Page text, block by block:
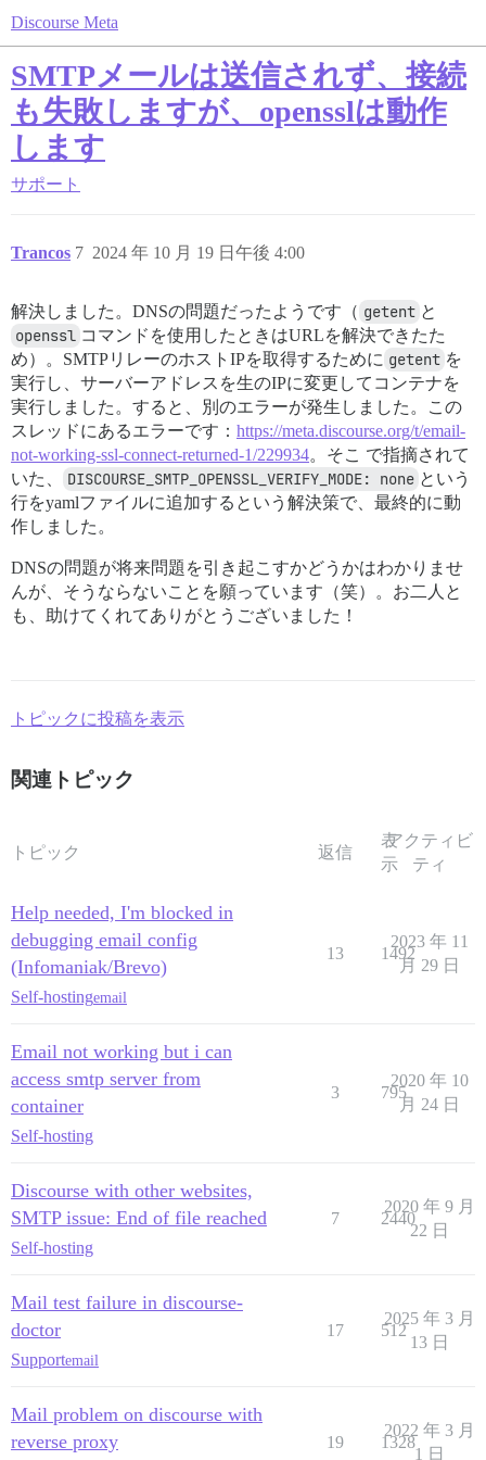
Discourse Meta
SMTPメールは送信されず、接続
も失敗しますが、opensslは動作
します
サポート
Trancos 2024 年 10 月 19 日午後 4:00
7
解決しました。DNSの問題だったようです（ getent と
openssl コマンドを使用したときはURLを解決できたた
め）。SMTPリレーのホストIPを取得するために getent を
実行し、サーバーアドレスを生のIPに変更してコンテナを
実行しました。すると、別のエラーが発生しました。この
スレッドにあるエラーです： https://meta.discourse.org/t/email-
not-working-ssl-connect-returned-1/229934。そこ で指摘されて
いた、
DISCOURSE_SMTP_OPENSSL_VERIFY_MODE: none という
行をyamlファイルに追加するという解決策で、最終的に動
作しました。
DNSの問題が将来問題を引き起こすかどうかはわかりませ
んが、そうならないことを願っています（笑）。お二人と
も、助けてくれてありがとうございました！
トピックに投稿を表示
関連トピック
トピック 返信
表
示
アクティビ
ティ
Help needed, I'm blocked in
debugging email config
(Infomaniak/Brevo)
Self-hostingemail
13 1492
2023 年 11
月 29 日
Email not working but i can
access smtp server from
container
Self-hosting
3 795
2020 年 10
月 24 日
Discourse with other websites,
SMTP issue: End of file reached
Self-hosting
7 2440
2020 年 9 月
22 日
Mail test failure in discourse-
doctor
Supportemail
17 512
2025 年 3 月
13 日
Mail problem on discourse with
reverse proxy
19 1328
2022 年 3 月
1 日